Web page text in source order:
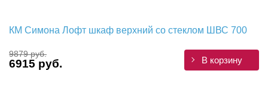
КМ Симона Лофт шкаф верхний со стеклом ШВС 700
9879 руб.
6915 руб. В корзину